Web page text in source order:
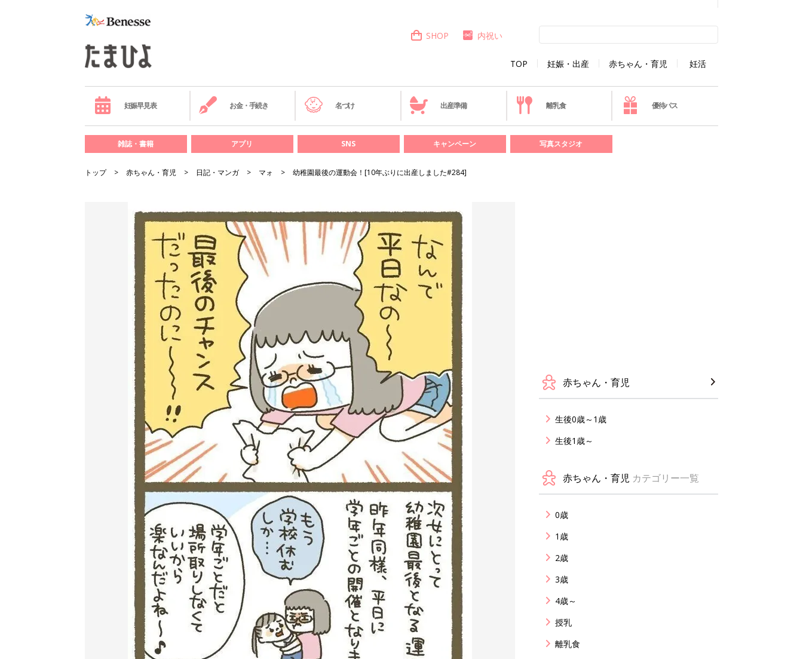
TOP 妊娠・出産 赤ちゃん・育児 妊活
SHOP 内祝い
妊娠早見表 お金・手続き 名づけ 出産準備 離乳食 優待パス
雑誌・書籍 アプリ SNS キャンペーン 写真スタジオ
トップ 赤ちゃん・育児 日記・マンガ マォ 幼稚園最後の運動会！[10年ぶりに出産しました#284]
赤ちゃん・育児
生後0歳～1歳
生後1歳～
赤ちゃん・育児 カテゴリー一覧
0歳
1歳
2歳
3歳
4歳～
授乳
離乳食